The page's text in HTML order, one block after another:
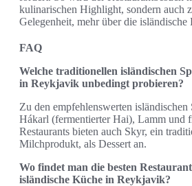
kulinarischen Highlight, sondern auch
Gelegenheit, mehr über die isländische
FAQ
Welche traditionellen isländischen
in Reykjavik unbedingt probieren?
Zu den empfehlenswerten isländischen
Hákarl (fermentierter Hai), Lamm und
Restaurants bieten auch Skyr, ein
Milchprodukt, als Dessert an.
Wo findet man die besten
isländische Küche in Reykjavik?